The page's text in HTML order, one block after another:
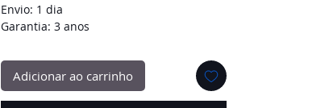
Envio: 1 dia
Garantia: 3 anos
Adicionar ao carrinho